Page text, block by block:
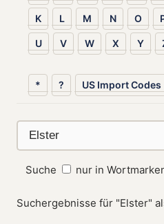
K L M N O
U V W X Y
* ? US Import Codes
Suche nur in
Suchergebnisse für "Elster"